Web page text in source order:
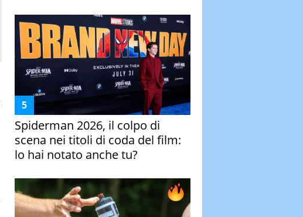
Spiderman 2026, il colpo di
scena nei titoli di coda del film:
lo hai notato anche tu?